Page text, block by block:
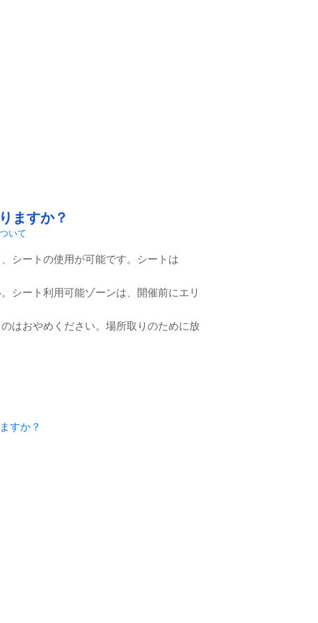
ますか？
いて
シートの使用が可能です。シートは
シート利用可能ゾーンは、開催前にエリ
はおやめください。場所取りのために放
すか？